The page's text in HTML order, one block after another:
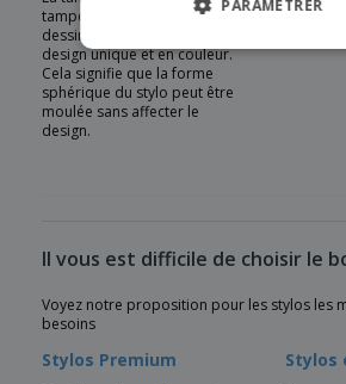
tampon pour transférer le
dessin sur le stylo pour un
design unique et en couleur.
Cela signifie que la forme
sphérique du stylo peut être
moulée sans affecter le
design.
Il vous est difficile de choisir le
Voyez notre proposition pour les stylos les
besoins
Stylos Premium Stylos
PARAMÉTRER